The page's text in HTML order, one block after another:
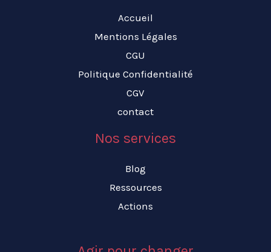
Accueil
Mentions Légales
CGU
Politique Confidentialité
CGV
contact
Nos services
Blog
Ressources
Actions